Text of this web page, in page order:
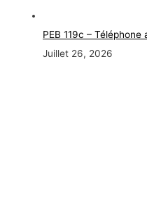
PEB 119c –
Juillet 26, 2026